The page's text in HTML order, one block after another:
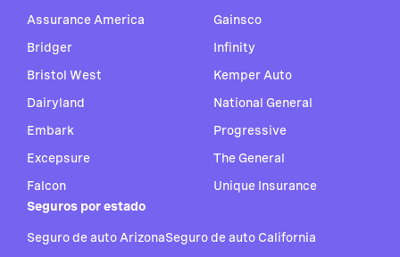
Assurance America
Bridger
Bristol West
Dairyland
Embark
Excepsure
Falcon
Gainsco
Infinity
Kemper Auto
National General
Progressive
The General
Unique Insurance
Seguros por estado
Seguro de auto ArizonaSeguro de auto California